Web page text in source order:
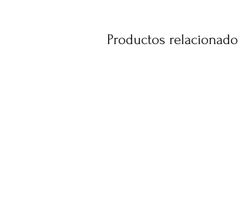
que lo convierte en
rotura y a las puntas
Productos